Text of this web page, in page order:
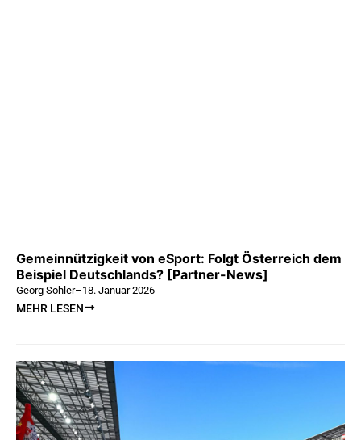
Gemeinnützigkeit von eSport: Folgt Österreich dem
Beispiel Deutschlands? [Partner-News]
Georg Sohler–18. Januar 2026
MEHR LESEN